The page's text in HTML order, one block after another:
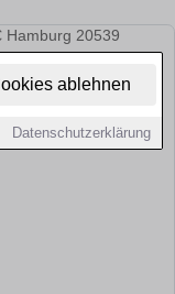
ablehnen
Datenschutzerklärung